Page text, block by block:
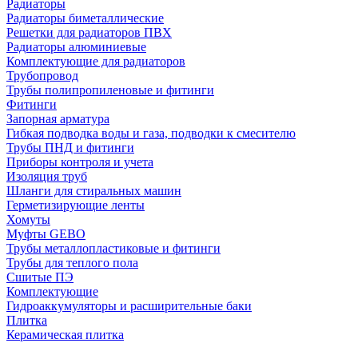
Радиаторы
Радиаторы биметаллические
Решетки для радиаторов ПВХ
Радиаторы алюминиевые
Комплектующие для радиаторов
Трубопровод
Трубы полипропиленовые и фитинги
Фитинги
Запорная арматура
Гибкая подводка воды и газа, подводки к смесителю
Трубы ПНД и фитинги
Приборы контроля и учета
Изоляция труб
Шланги для стиральных машин
Герметизирующие ленты
Хомуты
Муфты GEBO
Трубы металлопластиковые и фитинги
Трубы для теплого пола
Сшитые ПЭ
Комплектующие
Гидроаккумуляторы и расширительные баки
Плитка
Керамическая плитка